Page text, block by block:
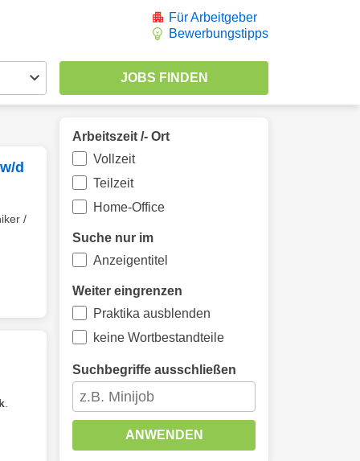
Für Arbeitgeber
Bewerbungstipps
d
/
Arbeitszeit /- Ort
Vollzeit
Teilzeit
Home-Office
Suche nur im
Anzeigentitel
Weiter eingrenzen
Praktika ausblenden
keine Wortbestandteile
Suchbegriffe ausschließen
ANWENDEN